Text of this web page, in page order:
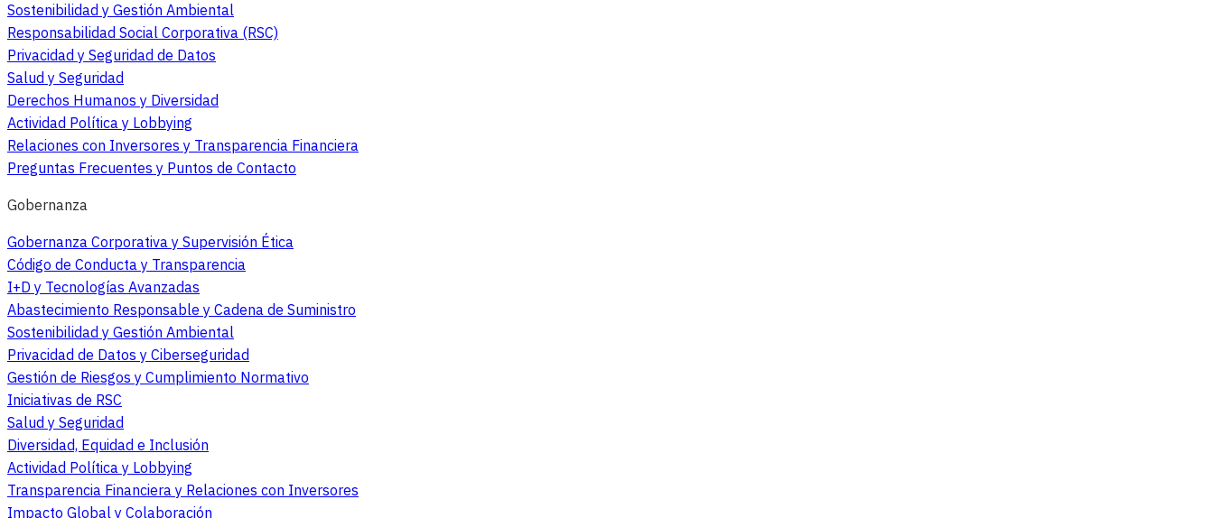
Sostenibilidad y Gestión Ambiental
Responsabilidad Social Corporativa (RSC)
Privacidad y Seguridad de Datos
Salud y Seguridad
Derechos Humanos y Diversidad
Actividad Política y Lobbying
Relaciones con Inversores y Transparencia Financiera
Preguntas Frecuentes y Puntos de Contacto
Gobernanza
Gobernanza Corporativa y Supervisión Ética
Código de Conducta y Transparencia
I+D y Tecnologías Avanzadas
Abastecimiento Responsable y Cadena de Suministro
Sostenibilidad y Gestión Ambiental
Privacidad de Datos y Ciberseguridad
Gestión de Riesgos y Cumplimiento Normativo
Iniciativas de RSC
Salud y Seguridad
Diversidad, Equidad e Inclusión
Actividad Política y Lobbying
Transparencia Financiera y Relaciones con Inversores
Impacto Global y Colaboración